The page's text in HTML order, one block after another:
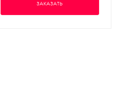
ЗАКАЗАТЬ